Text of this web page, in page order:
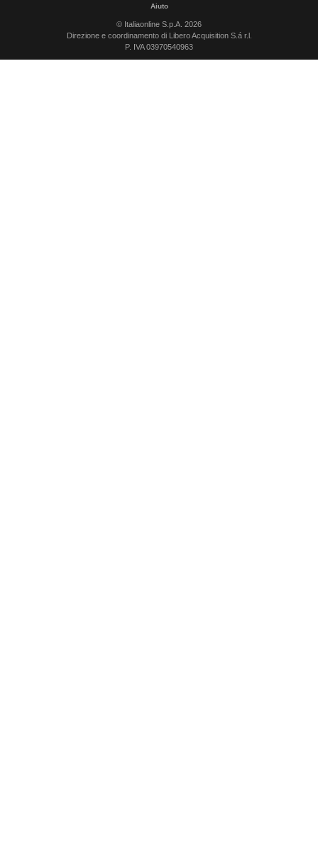
Aiuto
© Italiaonline S.p.A. 2026
Direzione e coordinamento di Libero Acquisition S.á r.l.
P. IVA 03970540963